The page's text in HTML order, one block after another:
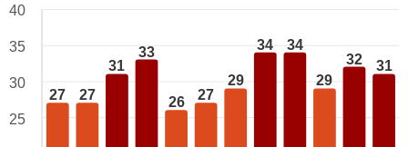
27 27
31
33
26 27
29
34 34
29
32 31
40
35
30
25